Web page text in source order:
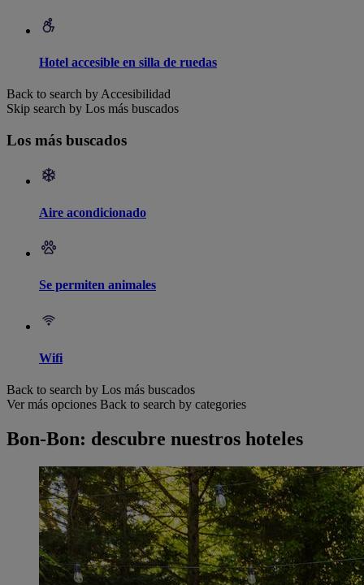
Hotel accesible en silla de ruedas
Back to search by Accesibilidad
Skip search by Los más buscados
Los más buscados
Aire acondicionado
Se permiten animales
Wifi
Back to search by Los más buscados
Ver más opciones Back to search by categories
Bon-Bon: descubre nuestros hoteles